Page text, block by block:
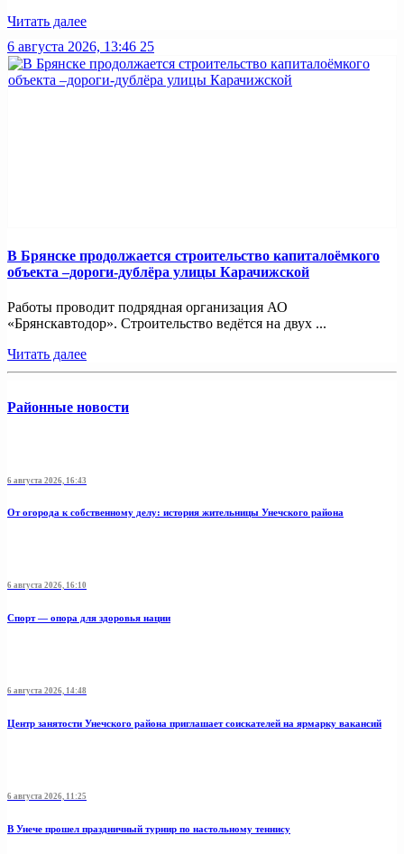
Читать далее
6 августа 2026, 13:46 25
В Брянске продолжается строительство капиталоёмкого
объекта –дороги-дублёра улицы Карачижской
Работы проводит подрядная организация АО
«Брянскавтодор». Строительство ведётся на двух ...
Читать далее
Районные новости
6 августа 2026, 16:43
От огорода к собственному делу: история жительницы Унечского района
6 августа 2026, 16:10
Спорт — опора для здоровья нации
6 августа 2026, 14:48
Центр занятости Унечского района приглашает соискателей на ярмарку вакансий
6 августа 2026, 11:25
В Унече прошел праздничный турнир по настольному теннису